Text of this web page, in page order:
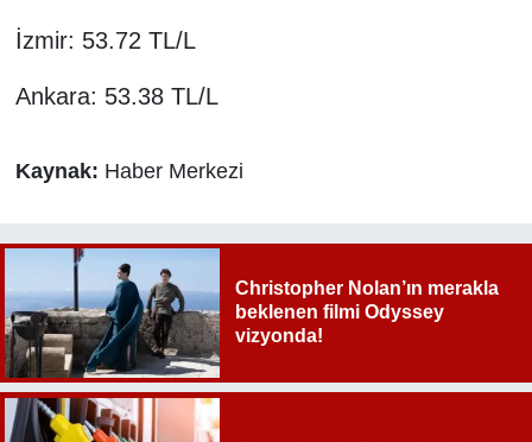
İzmir: 53.72 TL/L
Ankara: 53.38 TL/L
Kaynak: Haber Merkezi
Christopher Nolan’ın merakla
beklenen filmi Odyssey
vizyonda!